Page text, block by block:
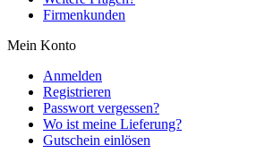
Firmenkunden
Mein Konto
Anmelden
Registrieren
Passwort vergessen?
Wo ist meine Lieferung?
Gutschein einlösen